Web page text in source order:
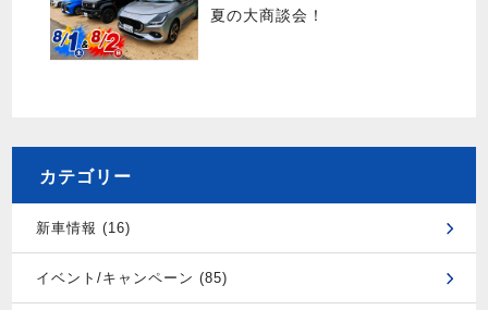
夏の大商談会！
カテゴリー
新車情報 (16)
イベント/キャンペーン (85)